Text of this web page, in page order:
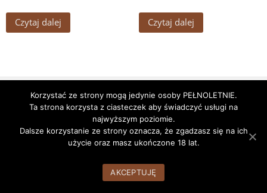
Czytaj dalej Czytaj dalej
Godziny pracy Nasze alkohole Nasz Zespół
WordPress Theme:AccessPress Rootby AccessPress Themes
Korzystać ze strony mogą jedynie osoby PEŁNOLETNIE.
Ta strona korzysta z ciasteczek aby świadczyć usługi na
najwyższym poziomie.
Dalsze korzystanie ze strony oznacza, że zgadzasz się na ich
użycie oraz masz ukończone 18 lat.
AKCEPTUJĘ